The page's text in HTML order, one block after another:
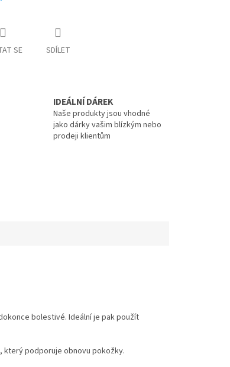
SE SDÍLET
IDEÁLNÍ DÁREK
Naše produkty jsou vhodné
jako dárky vašim blízkým nebo
prodeji klientům
bolestivé. Ideální je pak použít
který podporuje obnovu pokožky.